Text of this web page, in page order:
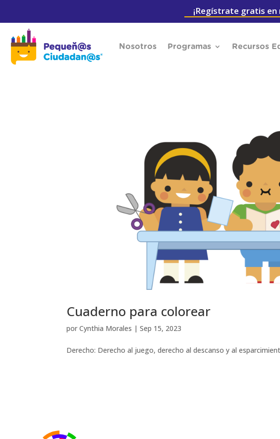
¡Regístrate gratis
Nosotros Programas Recursos
Cuaderno para colorear
porCynthia Morales |Sep 15, 2023
Derecho: Derecho al juego, derecho al descanso y al